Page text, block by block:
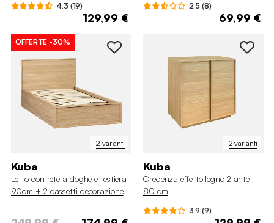
4.3 (19)
129,99 €
2.5 (8)
69,99 €
2 varianti
OFFERTE -30%
Kuba
Letto con rete a doghe e testiera
90cm + 2 cassetti decorazione
2 varianti
Kuba
Credenza effetto legno 2 ante
80 cm
3.9 (9)